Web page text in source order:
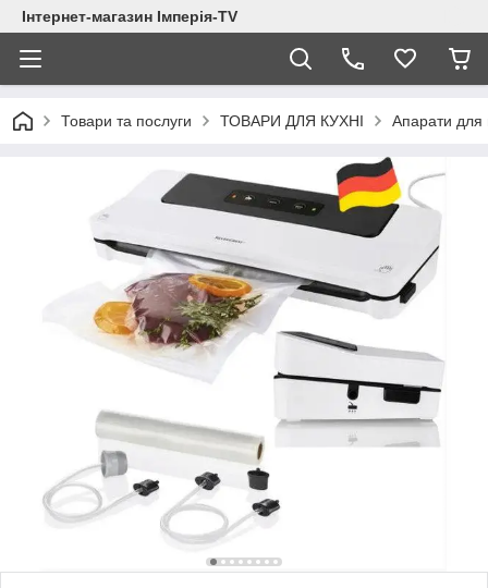
Інтернет-магазин Імперія-TV
Товари та послуги ТОВАРИ ДЛЯ КУХНІ Апарати для